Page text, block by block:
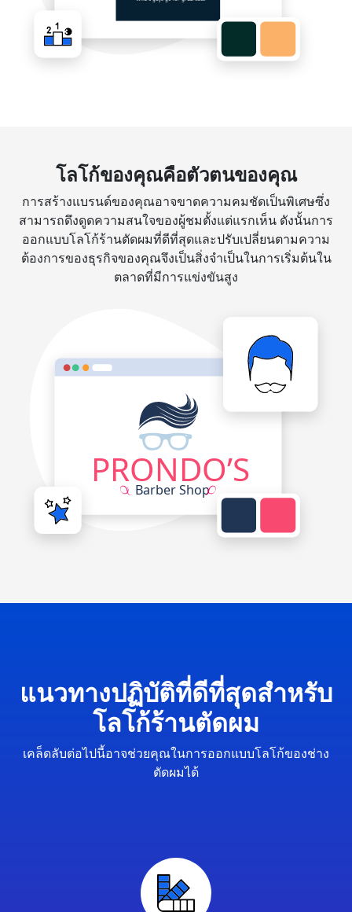
โลโก้ของคุณคือตัวตนของคุณ
การสร้างแบรนด์ของคุณอาจขาดความคมชัดเป็นพิเศษซึ่ง
สามารถดึงดูดความสนใจของผู้ชมตั้งแต่แรกเห็น ดังนั้นการ
ออกแบบโลโก้ร้านตัดผมที่ดีที่สุดและปรับเปลี่ยนตามความ
ต้องการของธุรกิจของคุณจึงเป็นสิ่งจำเป็นในการเริ่มต้นใน
ตลาดที่มีการแข่งขันสูง
แนวทางปฏิบัติที่ดีที่สุดสำหรับ
โลโก้ร้านตัดผม
เคล็ดลับต่อไปนี้อาจช่วยคุณในการออกแบบโลโก้ของช่าง
ตัดผมได้